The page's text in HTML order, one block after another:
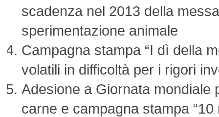
scadenza nel 2013 della
sperimentazione animale
Campagna stampa “I dì della
volatili in difficoltà per i rigori
Adesione a Giornata mondiale
carne e campagna stampa